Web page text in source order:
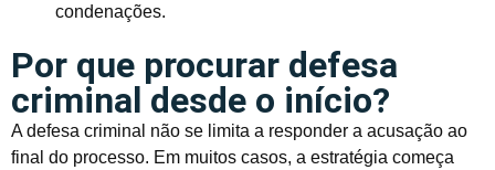
condenações.
Por que procurar defesa
criminal desde o início?
A defesa criminal não se limita a responder a acusação ao
final do processo. Em muitos casos, a estratégia começa